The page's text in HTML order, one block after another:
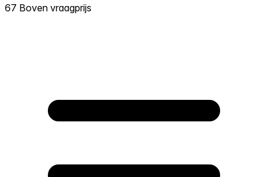
67 Boven vraagprijs